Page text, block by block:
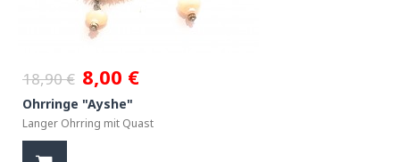
18,90 € 8,00 €
Ohrringe "Ayshe"
Langer Ohrring mit Quast